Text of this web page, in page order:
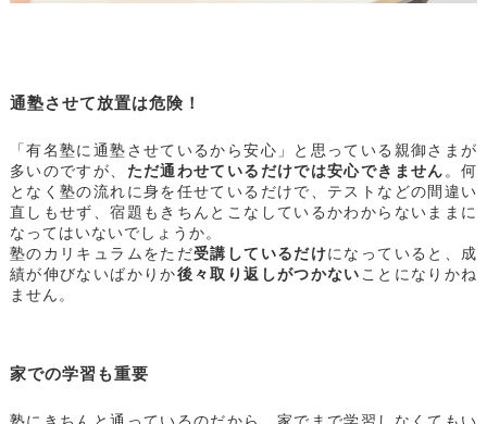
通塾させて放置は危険！
「有名塾に通塾させているから安心」と思っている親御さまが
多いのですが、 ただ通わせているだけでは安心できません 。何
となく塾の流れに身を任せているだけで、テストなどの間違い
直しもせず、宿題もきちんとこなしているかわからないままに
なってはいないでしょうか。
塾のカリキュラムをただ受講しているだけになっていると、成
績が伸びないばかりか後々取り返しがつかない ことになりかね
ません。
家での学習も重要